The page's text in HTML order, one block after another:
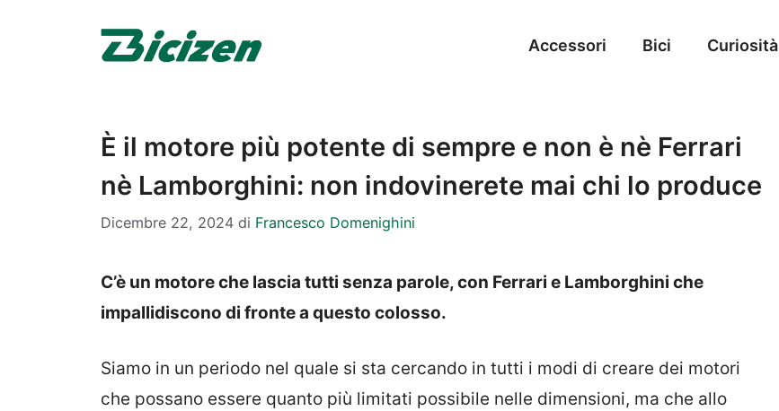
Accessori Bici Curiosità
È il motore più potente di sempre e non è nè Ferrari
nè Lamborghini: non indovinerete mai chi lo produce
Dicembre 22, 2024 di Francesco Domenighini
C’è un motore che lascia tutti senza parole, con Ferrari e Lamborghini che
impallidiscono di fronte a questo colosso.
Siamo in un periodo nel quale si sta cercando in tutti i modi di creare dei motori
che possano essere quanto più limitati possibile nelle dimensioni, ma che allo